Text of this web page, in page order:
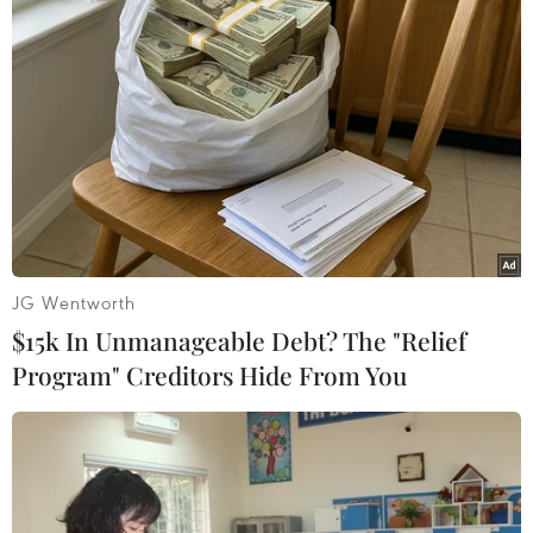
TIN LIÊN QUAN
Nigeria: Phiến quân Boko Haram tiếp tục
thả những nữ sinh bị bắt cóc
JG Wentworth
$15k In Unmanageable Debt? The "Relief
Program" Creditors Hide From You